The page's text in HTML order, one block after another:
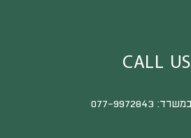
CALL US
במשרד:077-9972843